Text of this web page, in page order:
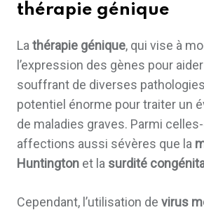
thérapie génique
La thérapie génique, qui vise à
l’expression des gènes pour
souffrant de diverses
potentiel énorme pour traiter un
de maladies graves. Parmi
affections aussi sévères que la
Huntington et la surdité
Cependant, l’utilisation de virus